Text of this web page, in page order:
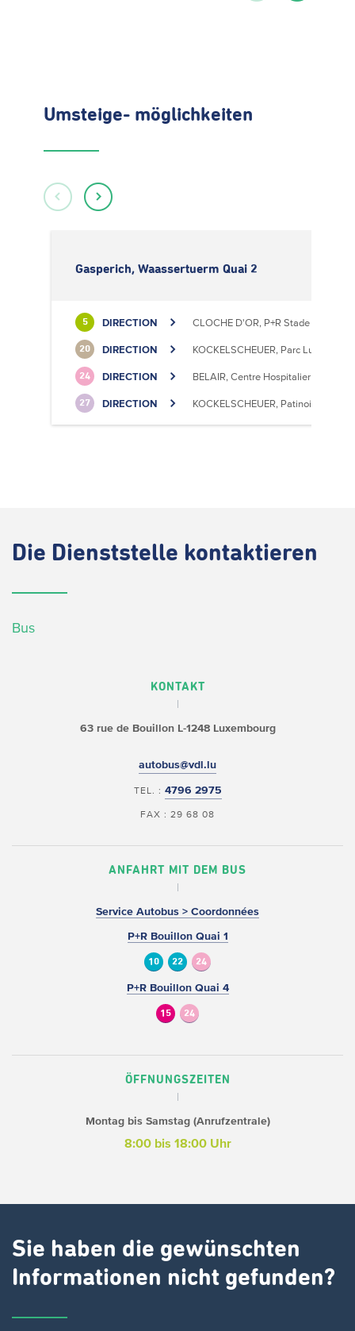
Umsteige- möglichkeiten
Gasperich, Waassertuerm Quai 2
5 DIRECTION CLOCHE D'OR, P+R Stade de
20 DIRECTION KOCKELSCHEUER, Parc Luxite
24 DIRECTION BELAIR, Centre Hospitalier
27 DIRECTION KOCKELSCHEUER, Patinoire
Die Dienststelle kontaktieren
Bus
KONTAKT
63 rue de BouillonL-1248 Luxembourg
autobus@vdl.lu
TEL. : 4796 2975
FAX : 29 68 08
ANFAHRT MIT DEM BUS
Service Autobus > Coordonnées
P+R Bouillon Quai 1
10 22 24
P+R Bouillon Quai 4
15 24
ÖFFNUNGSZEITEN
Montag bis Samstag (Anrufzentrale)
8:00 bis 18:00 Uhr
Sie haben die gewünschten
Informationen nicht gefunden?